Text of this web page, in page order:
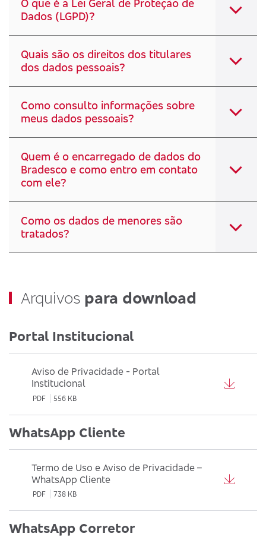
O que é a Lei Geral de Proteção de
Dados (LGPD)?
Quais são os direitos dos titulares
dos dados pessoais?
Como consulto informações sobre
meus dados pessoais?
Quem é o encarregado de dados do
Bradesco e como entro em contato
com ele?
Como os dados de menores são
tratados?
Arquivos para download
Portal Institucional
Aviso de Privacidade - Portal
Institucional
PDF 556 KB
WhatsApp Cliente
Termo de Uso e Aviso de Privacidade –
WhatsApp Cliente
PDF 738 KB
WhatsApp Corretor